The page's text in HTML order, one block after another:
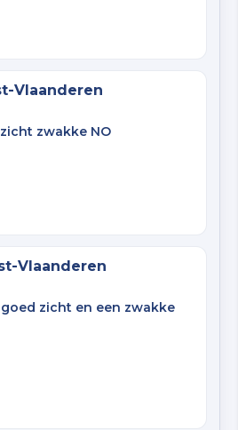
Vlaanderen
zwakke NO
Vlaanderen
zicht en een zwakke